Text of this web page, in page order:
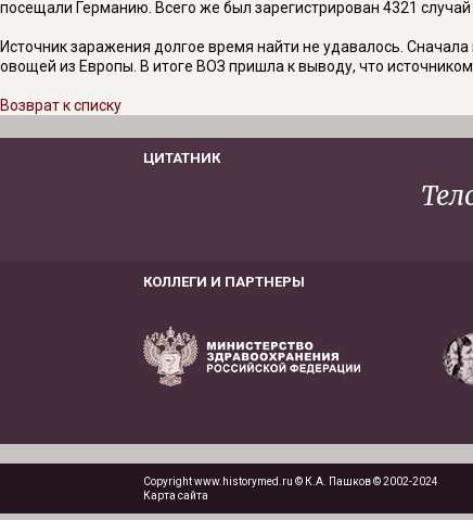
посещали Германию. Всего же был зарегистрирован 4321 случай
Источник заражения долгое время найти не удавалось.
овощей из Европы. В итоге ВОЗ пришла к выводу, что
Возврат к списку
ЦИТАТНИК
КОЛЛЕГИ И ПАРТНЕРЫ
Copyright www.historymed.ru © К.А. Пашков © 2002-2024
Карта сайта